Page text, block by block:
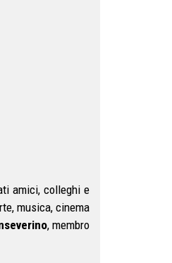
amici, colleghi e
musica, cinema
, membro